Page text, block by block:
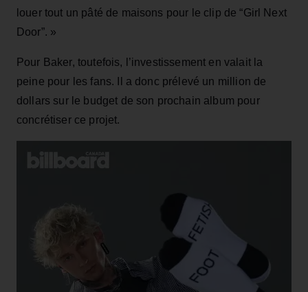
louer tout un pâté de maisons pour le clip de “Girl Next
Door”. »
Pour Baker, toutefois, l’investissement en valait la
peine pour les fans. Il a donc prélevé un million de
dollars sur le budget de son prochain album pour
concrétiser ce projet.